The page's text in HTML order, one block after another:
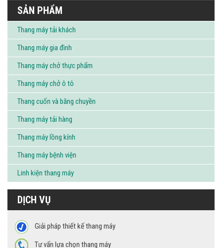
SẢN PHẨM
Thang máy tải khách
Thang máy gia đình
Thang máy chở thực phẩm
Thang máy chở ô tô
Thang cuốn và băng chuyền
Thang máy tải hàng
Thang máy lồng kính
Thang máy bệnh viện
Linh kiện thang máy
DỊCH VỤ
Giải pháp thiết kế thang máy
Tư vấn lựa chọn thang máy